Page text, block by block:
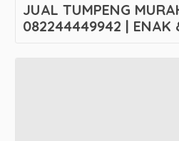
JUAL TUMPENG
082244449942 | ENAK